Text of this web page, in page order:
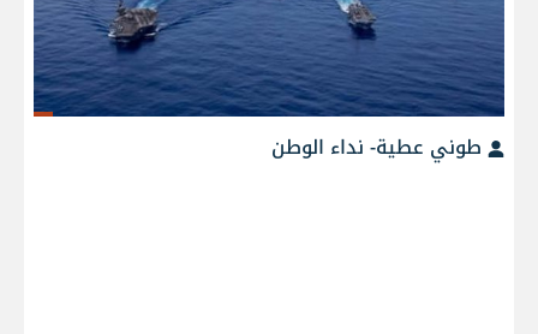
طوني عطية- نداء الوطن